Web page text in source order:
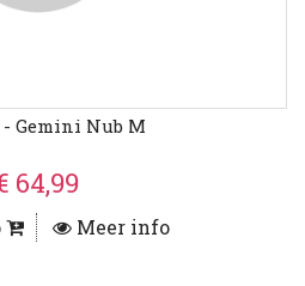
- Gemini Nub M
64,99
Meer info